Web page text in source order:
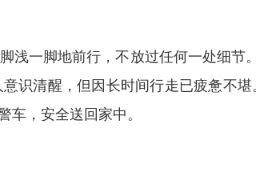
一脚地前行，不放过任何一处细节
识清醒，但因长时间行走已疲惫不
车，安全送回家中。